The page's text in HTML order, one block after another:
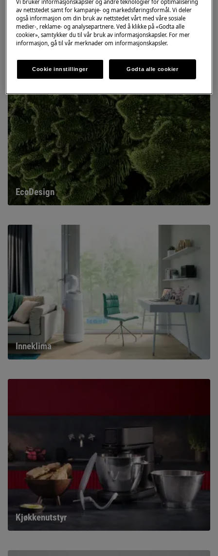
Direktekjøp fra (Electrolux/AEG)
EcoDesign
Inneklima
Kjøkkenutstyr
Vi bruker informasjonskapsler og andre teknologier for optimalisering
av nettstedet samt for kampanje- og markedsføringsformål. Vi deler
også informasjon om din bruk av nettstedet vårt med våre sosiale
medier-, reklame- og analysepartnere. Ved å klikke på «Godta alle
cookier», samtykker du til vår bruk av informasjonskapsler. For mer
informasjon, gå til vår merknader om informasjonskapsler.
Cookie innstillinger Godta alle cookier